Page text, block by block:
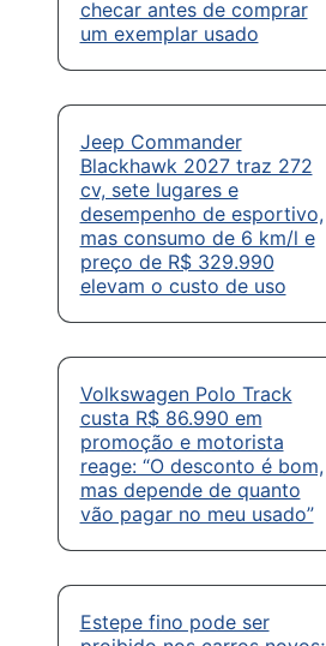
checar antes de comprar
um exemplar usado
Jeep Commander
Blackhawk 2027 traz 272
cv, sete lugares e
desempenho de esportivo,
mas consumo de 6 km/l e
preço de R$ 329.990
elevam o custo de uso
Volkswagen Polo Track
custa R$ 86.990 em
promoção e motorista
reage: “O desconto é bom,
mas depende de quanto
vão pagar no meu usado”
Estepe fino pode ser